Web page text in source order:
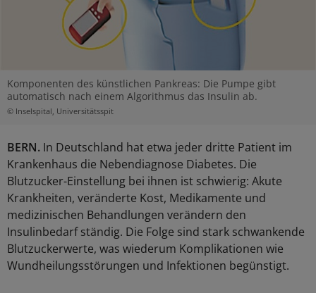
Komponenten des künstlichen Pankreas: Die Pumpe gibt
automatisch nach einem Algorithmus das Insulin ab.
© Inselspital, Universitätsspit
BERN. In Deutschland hat etwa jeder dritte Patient im
Krankenhaus die Nebendiagnose Diabetes. Die
Blutzucker-Einstellung bei ihnen ist schwierig: Akute
Krankheiten, veränderte Kost, Medikamente und
medizinischen Behandlungen verändern den
Insulinbedarf ständig. Die Folge sind stark schwankende
Blutzuckerwerte, was wiederum Komplikationen wie
Wundheilungsstörungen und Infektionen begünstigt.